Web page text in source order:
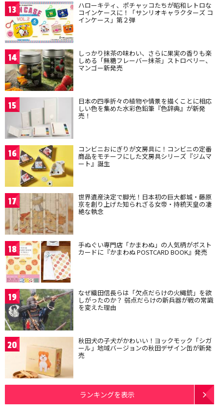
13 ハローキティ、ポチャッコたちが昭和レトロな
コインケースに！「サンリオキャラクターズ コ
インケース」第２弾
14 しっかり抹茶の味わい、さらに果実の香りも楽
しめる「無糖フレーバー抹茶」ストロベリー、
マンゴー新発売
15 日本の四季折々の植物や情景を描くことに相応
しい色を集めた水彩色鉛筆『色辞典』が新発
売！
16 コンビニおにぎりが文房具に！コンビニの定番
商品をモチーフにした文房具シリーズ『ジムマ
ート』誕生
17 世界遺産決定で脚光！日本初の巨大都城・藤原
京を創り上げた知られざる女帝・持統天皇の凄
絶な執念
18 手ぬぐい専門店「かまわぬ」の人気柄がポスト
カードに『かまわぬ POSTCARD BOOK』発売
19 なぜ織田信長らは「欠点だらけの火縄銃」を欲
しがったのか？ 弱点だらけの新兵器が戦の常識
を変えた理由
20 秋田犬の子犬がかわいい！ヨックモック「シガ
ール」地域バージョンの秋田デザイン缶が新発
売
ランキングを表示